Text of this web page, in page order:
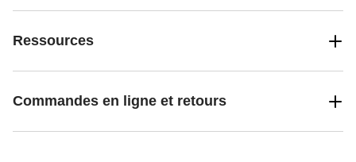
Ressources
Commandes en ligne et retours